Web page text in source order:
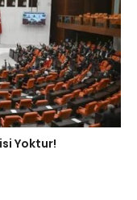
Yoktur!